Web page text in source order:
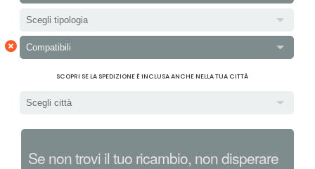
Scegli tipologia
× Compatibili
SCOPRI SE LA SPEDIZIONE È INCLUSA ANCHE NELLA TUA CITTÀ
Scegli città
Se non trovi il tuo ricambio, non disperare